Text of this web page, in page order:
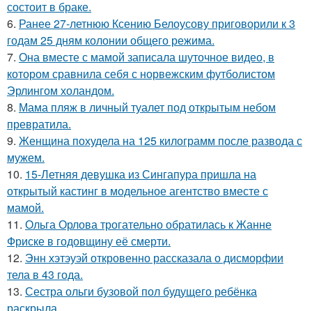
состоит в браке.
6. Ранее 27-летнюю Ксению Белоусову приговорили к 3
годам 25 дням колонии общего режима.
7. Она вместе с мамой записала шуточное видео, в
котором сравнила себя с норвежским футболистом
Эрлингом холандом.
8. Мама пляж в личный туалет под открытым небом
превратила.
9. Женщина похудела на 125 килограмм после развода с
мужем.
10. 15-Летняя девушка из Сингапура пришла на
открытый кастинг в модельное агентство вместе с
мамой.
11. Ольга Орлова трогательно обратилась к Жанне
Фриске в годовщину её смерти.
12. Энн хэтэуэй откровенно рассказала о дисморфии
тела в 43 года.
13. Сестра ольги бузовой пол будущего ребёнка